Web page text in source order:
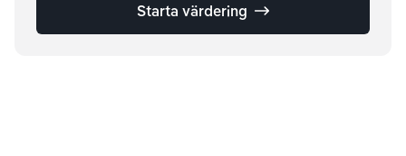
Starta värdering